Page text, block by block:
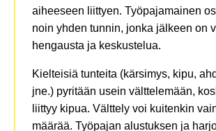
aiheeseen liittyen. Työpajamainen
noin yhden tunnin, jonka jälkeen on
hengausta ja keskustelua.
Kielteisiä tunteita (kärsimys, kipu,
jne.) pyritään usein välttelemään,
liittyy kipua. Välttely voi kuitenkin
määrää. Työpajan alustuksen ja